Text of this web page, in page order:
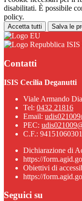
disabilitati. È possibile
policy.
Accetta tutti Salva le
ISIS
Contatti
ISIS Cecilia Deganutti
Viale Armando
Tel: 0432 21816
Email:
PEC:
C.F.: 94151060301
Dichiarazione di
https://
Obiettivi di
https://
Seguici su